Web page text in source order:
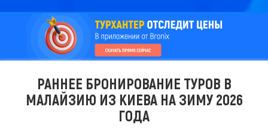
РАННЕЕ БРОНИРОВАНИЕ ТУРОВ В
МАЛАЙЗИЮ ИЗ КИЕВА НА ЗИМУ 2026
ГОДА